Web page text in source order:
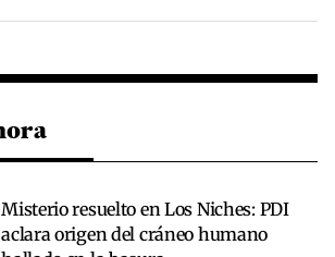
Misterio resuelto en Los Niches: PDI
aclara origen del cráneo humano